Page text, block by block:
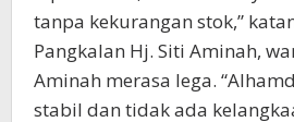
tanpa kekurangan stok,”
Pangkalan Hj. Siti Aminah,
Aminah merasa lega.
stabil dan tidak ada